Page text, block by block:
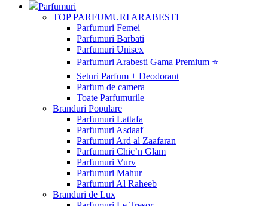
Parfumuri
TOP PARFUMURI ARABESTI
Parfumuri Femei
Parfumuri Barbati
Parfumuri Unisex
Parfumuri Arabesti Gama Premium ⭐
Seturi Parfum + Deodorant
Parfum de camera
Toate Parfumurile
Branduri Populare
Parfumuri Lattafa
Parfumuri Asdaaf
Parfumuri Ard al Zaafaran
Parfumuri Chic’n Glam
Parfumuri Vurv
Parfumuri Mahur
Parfumuri Al Raheeb
Branduri de Lux